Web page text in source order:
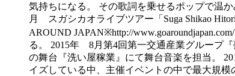
気持ちになる。 その歌詞を乗せるポップで温
月 スガシカオライブツアー「Suga Shikao
AROUND JAPAN※http://
る。 2015年 8月第4回第一交通産業グループ
の舞台『洗い屋稼業』にて舞台音楽を担当。
イズしている中、主催イベントの中で最大規